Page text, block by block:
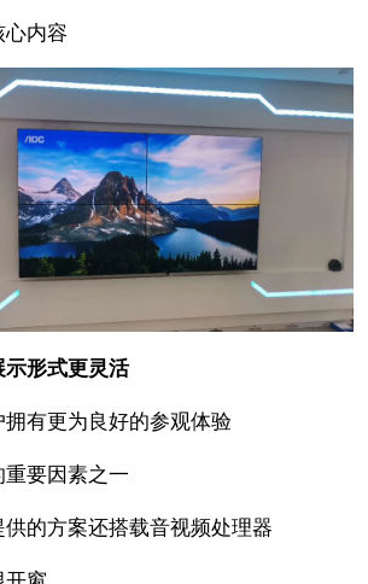
内容
形式更灵活
有更为良好的参观体验
要因素之一
的方案还搭载音视频处理器